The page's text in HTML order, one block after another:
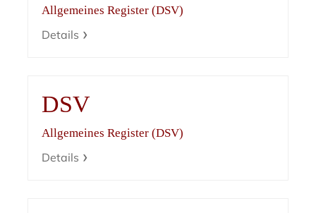
Allgemeines Register (DSV)
Details
DSV
Allgemeines Register (DSV)
Details